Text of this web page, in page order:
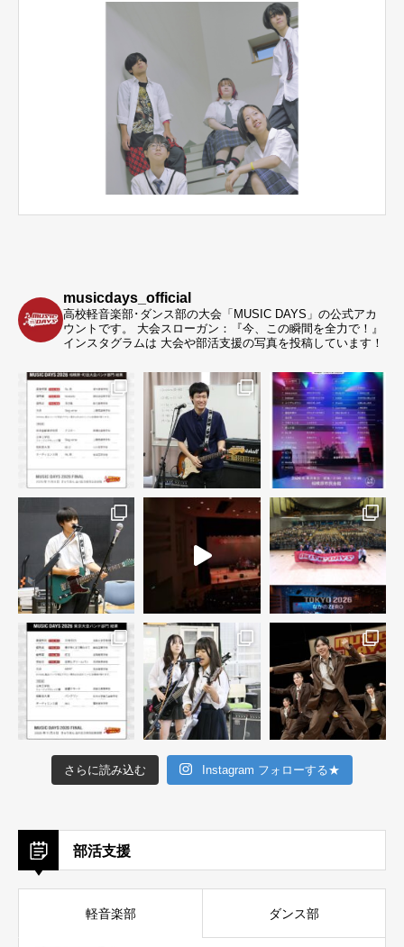
musicdays_official
高校軽音楽部･ダンス部の大会「MUSIC DAYS」の公式アカ
ウントです。
大会スローガン：『今、この瞬間を全力で！』
インスタグラムは 大会や部活支援の写真を投稿しています！
さらに読み込む Instagram フォローする★
部活支援
軽音楽部 ダンス部